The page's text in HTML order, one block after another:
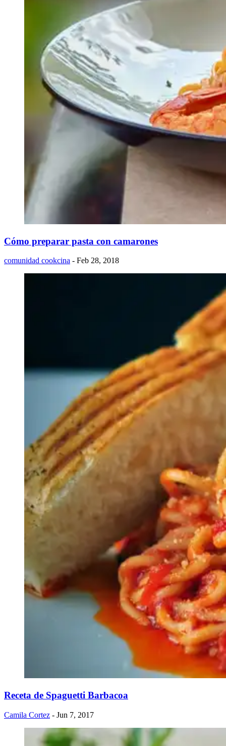
Cómo preparar pasta con camarones
comunidad cookcina - Feb 28, 2018
Receta de ​Spaguetti Barbacoa
Camila Cortez - Jun 7, 2017